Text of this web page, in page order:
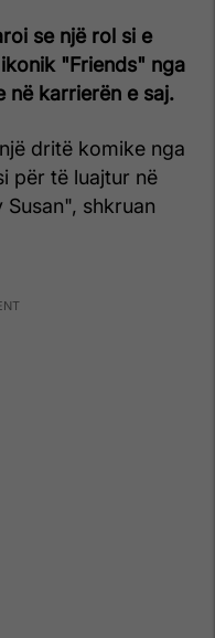
se një rol si e
"Friends" nga
në karrierën e saj.
dritë komike nga
për të luajtur në
shkruan